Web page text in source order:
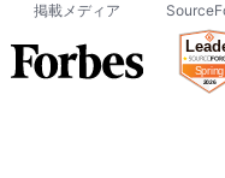
掲載メディア